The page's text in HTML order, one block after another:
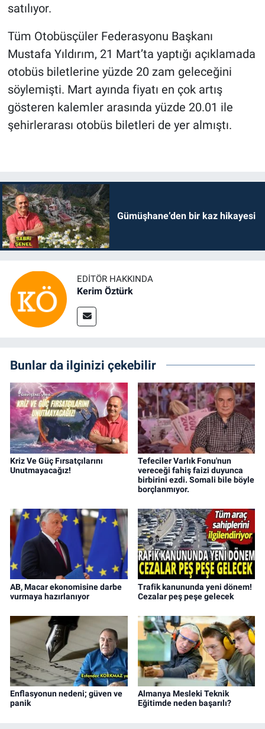
satılıyor.
Tüm Otobüsçüler Federasyonu Başkanı
Mustafa Yıldırım, 21 Mart’ta yaptığı açıklamada
otobüs biletlerine yüzde 20 zam geleceğini
söylemişti. Mart ayında fiyatı en çok artış
gösteren kalemler arasında yüzde 20.01 ile
şehirlerarası otobüs biletleri de yer almıştı.
Gümüşhane’den bir kaz hikayesi
EDITÖR HAKKINDA
Kerim Öztürk
Bunlar da ilginizi çekebilir
Kriz Ve Güç Fırsatçılarını
Unutmayacağız!
Tefeciler Varlık Fonu'nun
vereceği fahiş faizi duyunca
birbirini ezdi. Somali bile böyle
borçlanmıyor.
AB, Macar ekonomisine darbe
vurmaya hazırlanıyor
Trafik kanununda yeni dönem!
Cezalar peş peşe gelecek
Enflasyonun nedeni; güven ve
panik
Almanya Mesleki Teknik
Eğitimde neden başarılı?